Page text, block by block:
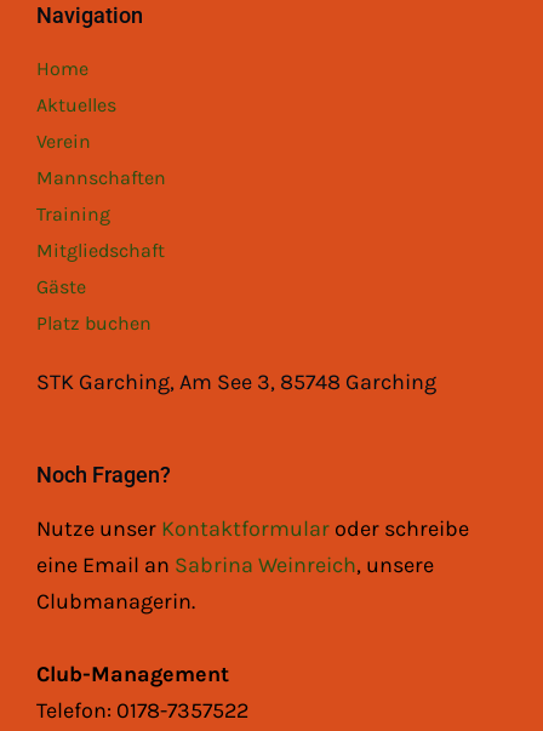
Navigation
Home
Aktuelles
Verein
Mannschaften
Training
Mitgliedschaft
Gäste
Platz buchen
STK Garching, Am See 3, 85748 Garching
Noch Fragen?
Nutze unser Kontaktformular oder schreibe
eine Email an Sabrina Weinreich, unsere
Clubmanagerin.
Club-Management
Telefon: 0178-7357522